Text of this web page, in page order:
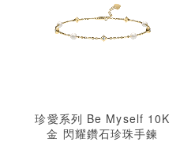
珍愛系列 Be Myself 10K
金 閃耀鑽石珍珠手鍊